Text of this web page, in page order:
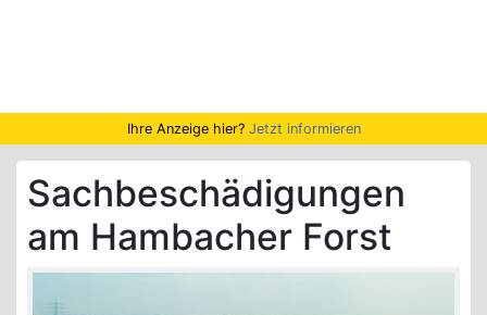
Ihre Anzeige hier? Jetzt informieren
Sachbeschädigungen
am Hambacher Forst